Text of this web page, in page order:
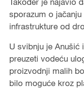
sporazum o
infrastrukture od
U svibnju je Anušić
preuzeti vodeću
proizvodnji malih
bilo moguće kroz